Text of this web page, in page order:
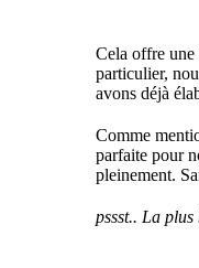
Cela offre une
particulier,
avons déjà
Comme
parfaite pour
pleinement.
pssst.. La